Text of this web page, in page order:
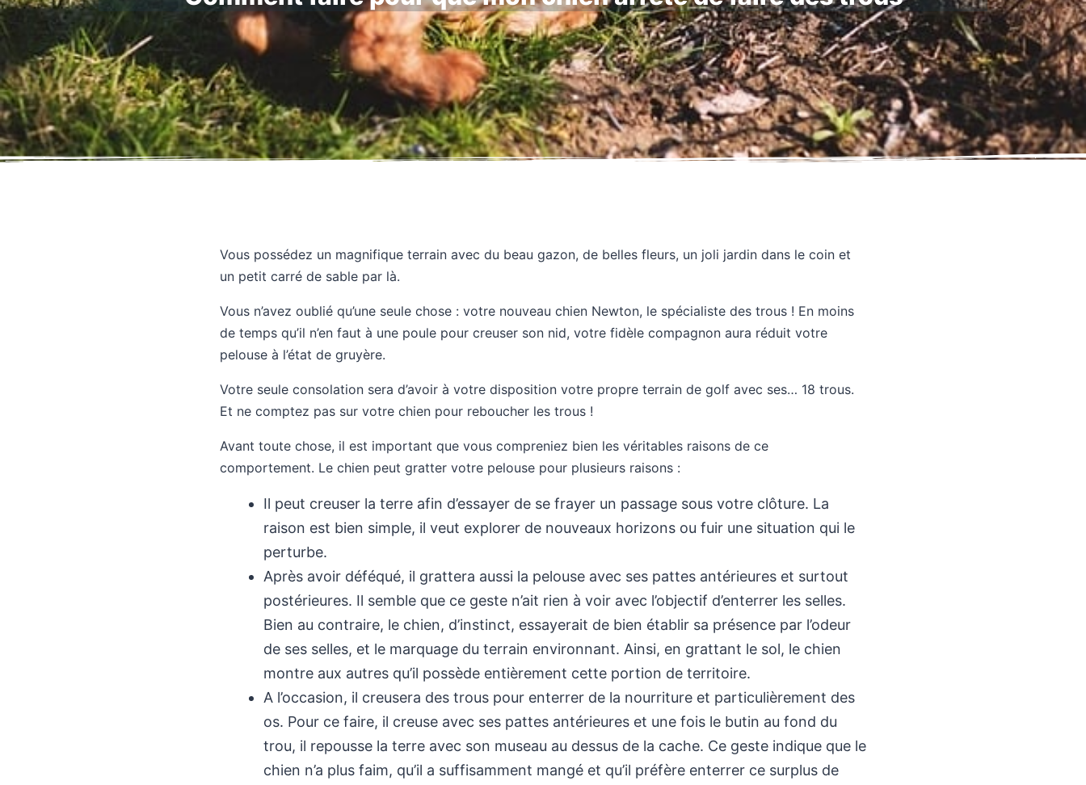
Vous possédez un magnifique terrain avec du beau gazon, de belles fleurs, un joli jardin dans le coin et
un petit carré de sable par là.
Vous n’avez oublié qu’une seule chose : votre nouveau chien Newton, le spécialiste des trous ! En moins
de temps qu’il n’en faut à une poule pour creuser son nid, votre fidèle compagnon aura réduit votre
pelouse à l’état de gruyère.
Votre seule consolation sera d’avoir à votre disposition votre propre terrain de golf avec ses… 18 trous.
Et ne comptez pas sur votre chien pour reboucher les trous !
Avant toute chose, il est important que vous compreniez bien les véritables raisons de ce
comportement. Le chien peut gratter votre pelouse pour plusieurs raisons :
Il peut creuser la terre afin d’essayer de se frayer un passage sous votre clôture. La
raison est bien simple, il veut explorer de nouveaux horizons ou fuir une situation qui le
perturbe.
Après avoir déféqué, il grattera aussi la pelouse avec ses pattes antérieures et surtout
postérieures. Il semble que ce geste n’ait rien à voir avec l’objectif d’enterrer les selles.
Bien au contraire, le chien, d’instinct, essayerait de bien établir sa présence par l’odeur
de ses selles, et le marquage du terrain environnant. Ainsi, en grattant le sol, le chien
montre aux autres qu’il possède entièrement cette portion de territoire.
A l’occasion, il creusera des trous pour enterrer de la nourriture et particulièrement des
os. Pour ce faire, il creuse avec ses pattes antérieures et une fois le butin au fond du
trou, il repousse la terre avec son museau au dessus de la cache. Ce geste indique que le
chien n’a plus faim, qu’il a suffisamment mangé et qu’il préfère enterrer ce surplus de